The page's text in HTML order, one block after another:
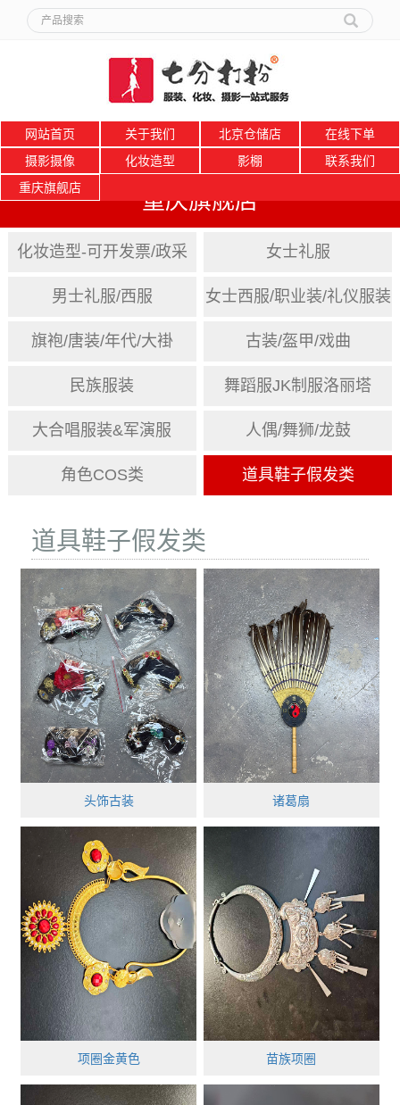
网站首页 关于我们 北京仓储店
在线下单
摄影摄像
化妆造型 影棚
联系我们
重庆旗舰店
重庆旗舰店
化妆造型-可开发票/政采 女士礼服
男士礼服/西服 女士西服/职业装/礼仪服装
旗袍/唐装/年代/大褂 古装/盔甲/戏曲
民族服装 舞蹈服JK制服洛丽塔
大合唱服装&军演服 人偶/舞狮/龙鼓
角色COS类 道具鞋子假发类
道具鞋子假发类
头饰古装 诸葛扇
项圈金黄色 苗族项圈